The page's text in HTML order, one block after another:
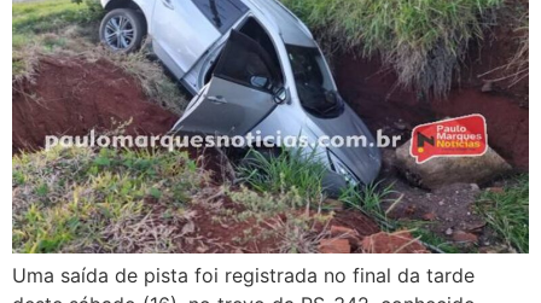
Uma saída de pista foi registrada no final da tarde